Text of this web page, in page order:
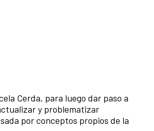
Cerda, para luego dar paso a
y problematizar
por conceptos propios de la